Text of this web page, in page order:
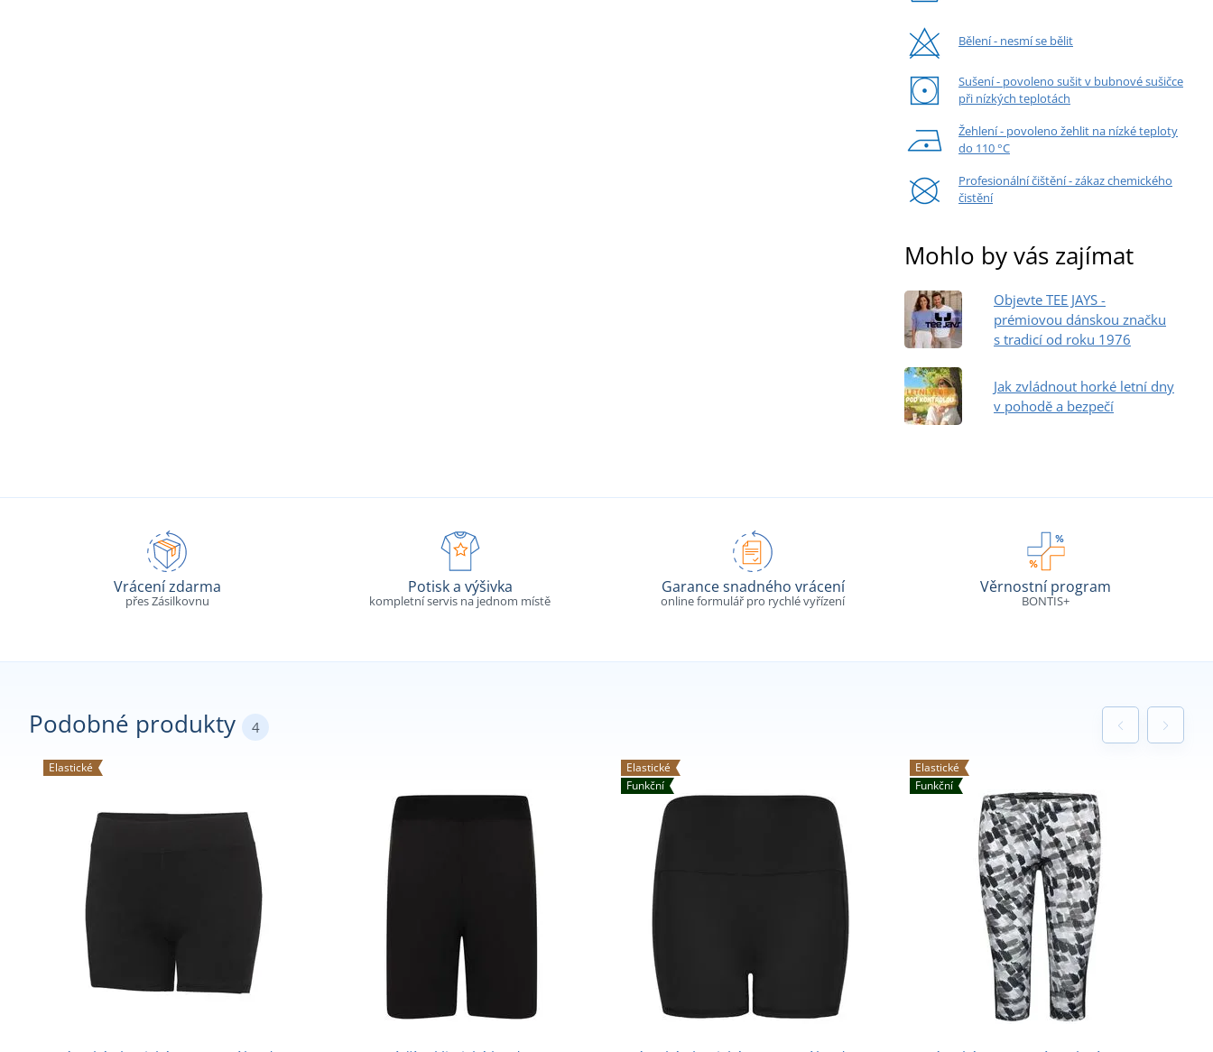
Bělení - nesmí se bělit
Sušení - povoleno sušit v bubnové sušičce
při nízkých teplotách
Žehlení - povoleno žehlit na nízké teploty
do 110 °C
Profesionální čištění - zákaz chemického
čistění
Mohlo by vás zajímat
Objevte TEE JAYS -
prémiovou dánskou značku
s tradicí od roku 1976
Jak zvládnout horké letní dny
v pohodě a bezpečí
Vrácení zdarma
přes Zásilkovnu
Potisk a výšivka
kompletní servis na jednom místě
Garance snadného vrácení
online formulář pro rychlé vyřízení
Věrnostní program
BONTIS+
Podobné produkty 4
Elastické
Elastické
Funkční
Elastické
Funkční